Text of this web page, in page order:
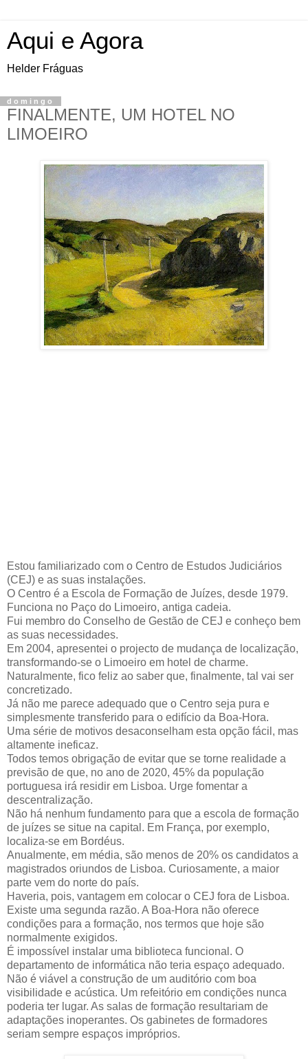
Aqui e Agora
Helder Fráguas
domingo
FINALMENTE, UM HOTEL NO
LIMOEIRO
Estou familiarizado com o Centro de Estudos Judiciários
(CEJ) e as suas instalações.
O Centro é a Escola de Formação de Juízes, desde 1979.
Funciona no Paço do Limoeiro, antiga cadeia.
Fui membro do Conselho de Gestão de CEJ e conheço bem
as suas necessidades.
Em 2004, apresentei o projecto de mudança de localização,
transformando-se o Limoeiro em hotel de charme.
Naturalmente, fico feliz ao saber que, finalmente, tal vai ser
concretizado.
Já não me parece adequado que o Centro seja pura e
simplesmente transferido para o edifício da Boa-Hora.
Uma série de motivos desaconselham esta opção fácil, mas
altamente ineficaz.
Todos temos obrigação de evitar que se torne realidade a
previsão de que, no ano de 2020, 45% da população
portuguesa irá residir em Lisboa. Urge fomentar a
descentralização.
Não há nenhum fundamento para que a escola de formação
de juízes se situe na capital. Em França, por exemplo,
localiza-se em Bordéus.
Anualmente, em média, são menos de 20% os candidatos a
magistrados oriundos de Lisboa. Curiosamente, a maior
parte vem do norte do país.
Haveria, pois, vantagem em colocar o CEJ fora de Lisboa.
Existe uma segunda razão. A Boa-Hora não oferece
condições para a formação, nos termos que hoje são
normalmente exigidos.
É impossível instalar uma biblioteca funcional. O
departamento de informática não teria espaço adequado.
Não é viável a construção de um auditório com boa
visibilidade e acústica. Um refeitório em condições nunca
poderia ter lugar. As salas de formação resultariam de
adaptações inoperantes. Os gabinetes de formadores
seriam sempre espaços impróprios.